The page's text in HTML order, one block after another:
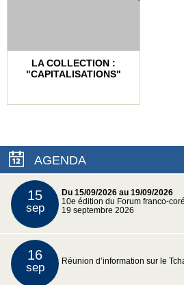
LA COLLECTION :
"CAPITALISATIONS"
AGENDA
15
sep
Du 15/09/2026 au 19/09/2026
10e édition du Forum franco-
19 septembre 2026
16
sep Réunion d’information sur le